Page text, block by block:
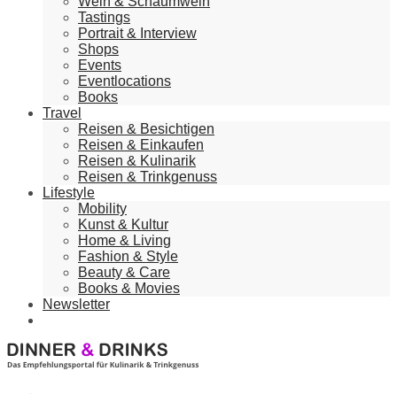
Tastings
Portrait & Interview
Shops
Events
Eventlocations
Books
Travel
Reisen & Besichtigen
Reisen & Einkaufen
Reisen & Kulinarik
Reisen & Trinkgenuss
Lifestyle
Mobility
Kunst & Kultur
Home & Living
Fashion & Style
Beauty & Care
Books & Movies
Newsletter